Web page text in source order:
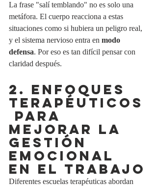
La frase "salí temblando" no es solo una
metáfora. El cuerpo reacciona a estas
situaciones como si hubiera un peligro real,
y el sistema nervioso entra en modo
defensa. Por eso es tan difícil pensar con
claridad después.
2. ENFOQUES
TERAPÉUTICOS
PARA
MEJORAR LA
GESTIÓN
EMOCIONAL
EN EL TRABAJO
Diferentes escuelas terapéuticas abordan